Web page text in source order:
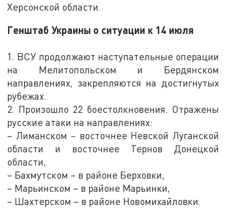
Херсонской области.
Генштаб Украины о ситуации к 14 июля
1. ВСУ продолжают наступательные операции
на Мелитопольском и Бердянском
направлениях, закрепляются на достигнутых
рубежах.
2. Произошло 22 боестолкновения. Отражены
русские атаки на направлениях:
– Лиманском – восточнее Невской Луганской
области и восточнее Тернов Донецкой
области,
– Бахмутском – в районе Берховки,
– Марьинском – в районе Марьинки,
– Шахтерском – в районе Новомихайловки.